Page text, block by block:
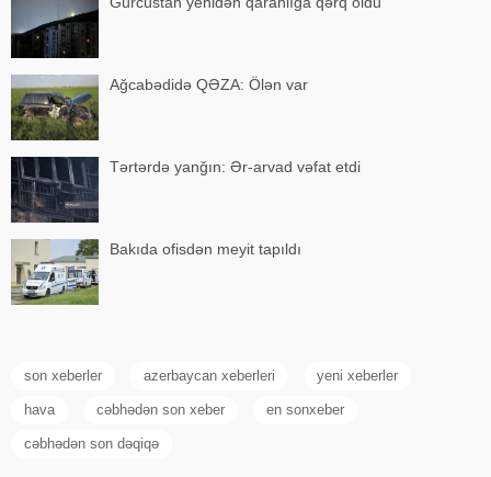
Ağcabədidə QƏZA: Ölən var
Tərtərdə yanğın: Ər-arvad vəfat etdi
Bakıda ofisdən meyit tapıldı
son xeberler azerbaycan xeberleri yeni xeberler
hava cəbhədən son xeber en sonxeber
cəbhədən son dəqiqə